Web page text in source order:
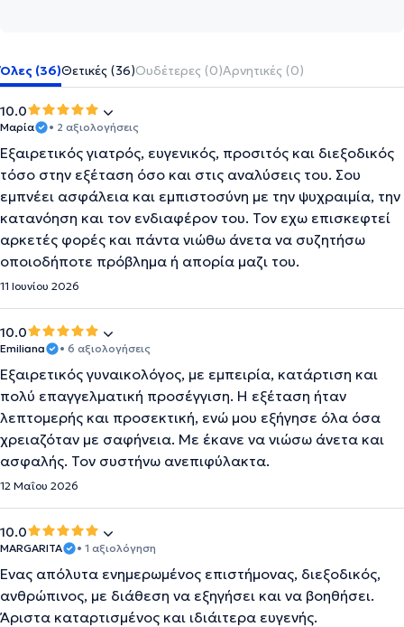
Όλες (36)Θετικές (36)Ουδέτερες (0)Αρνητικές (0)
10.0
Μαρία • 2 αξιολογήσεις
Εξαιρετικός γιατρός, ευγενικός, προσιτός και διεξοδικός
τόσο στην εξέταση όσο και στις αναλύσεις του. Σου
εμπνέει ασφάλεια και εμπιστοσύνη με την ψυχραιμία, την
κατανόηση και τον ενδιαφέρον του. Τον εχω επισκεφτεί
αρκετές φορές και πάντα νιώθω άνετα να συζητήσω
οποιοδήποτε πρόβλημα ή απορία μαζι του.
11 Ιουνίου 2026
10.0
Emiliana • 6 αξιολογήσεις
Εξαιρετικός γυναικολόγος, με εμπειρία, κατάρτιση και
πολύ επαγγελματική προσέγγιση. Η εξέταση ήταν
λεπτομερής και προσεκτική, ενώ μου εξήγησε όλα όσα
χρειαζόταν με σαφήνεια. Με έκανε να νιώσω άνετα και
ασφαλής. Τον συστήνω ανεπιφύλακτα.
12 Μαΐου 2026
10.0
MARGARITA • 1 αξιολόγηση
Ένας απόλυτα ενημερωμένος επιστήμονας, διεξοδικός,
ανθρώπινος, με διάθεση να εξηγήσει και να βοηθήσει.
Άριστα καταρτισμένος και ιδιάιτερα ευγενής.